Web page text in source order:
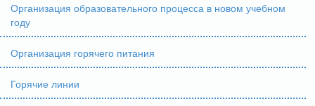
Организация образовательного процесса в новом учебном
году
Организация горячего питания
Горячие линии